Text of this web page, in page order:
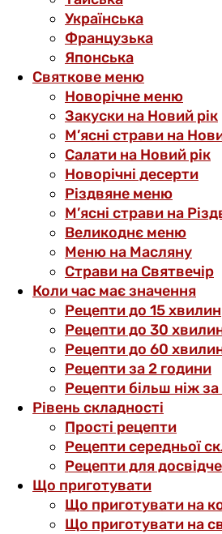
Українська
Французька
Японська
Святкове меню
Новорічне меню
Закуски на Новий рік
М’ясні страви на
Салати на Новий рік
Новорічні десерти
Різдвяне меню
М’ясні страви на
Великоднє меню
Меню на Масляну
Страви на Святвечір
Коли час має значення
Рецепти до 15 хвилин
Рецепти до 30
Рецепти до 60
Рецепти за 2 години
Рецепти більш ніж
Рівень складності
Прості рецепти
Рецепти середньої
Рецепти для
Що приготувати
Що приготувати на
Що приготувати на